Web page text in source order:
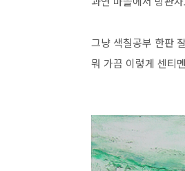
그냥 색칠공부 한판
뭐 가끔 이렇게 센티